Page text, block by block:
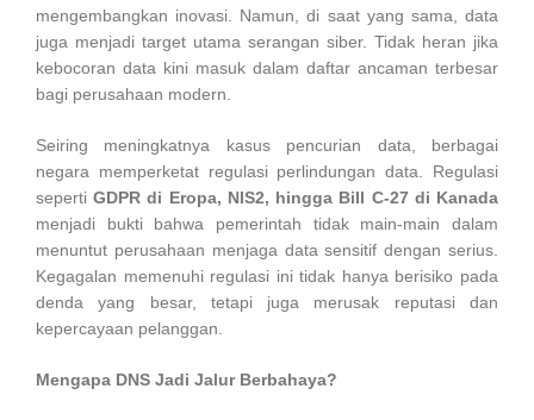
mengembangkan inovasi. Namun, di saat yang sama, data
juga menjadi target utama serangan siber. Tidak heran jika
kebocoran data kini masuk dalam daftar ancaman terbesar
bagi perusahaan modern.
Seiring meningkatnya kasus pencurian data, berbagai
negara memperketat regulasi perlindungan data. Regulasi
sepertiGDPR di Eropa, NIS2, hingga Bill C-27 di Kanada
menjadi bukti bahwa pemerintah tidak main-main dalam
menuntut perusahaan menjaga data sensitif dengan serius.
Kegagalan memenuhi regulasi ini tidak hanya berisiko pada
denda yang besar, tetapi juga merusak reputasi dan
kepercayaan pelanggan.
Mengapa DNS Jadi Jalur Berbahaya?